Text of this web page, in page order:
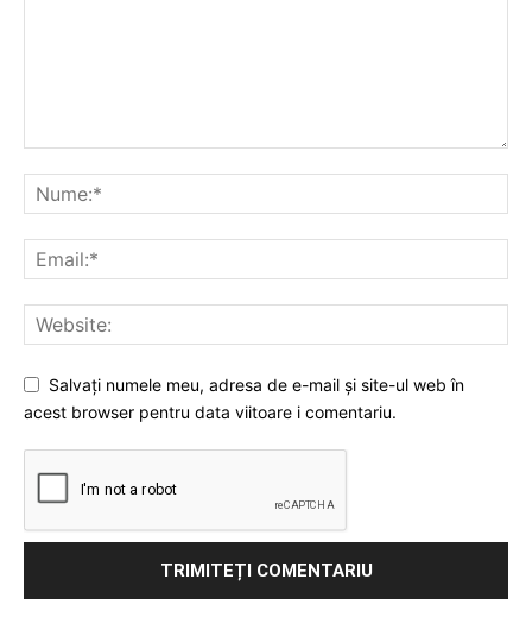
Salvați numele meu, adresa de e-mail și site-ul web în
acest browser pentru data viitoare i comentariu.